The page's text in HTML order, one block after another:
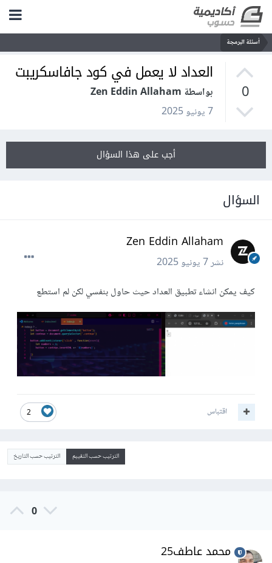
أسئلة البرمجة
0
العداد لا يعمل في كود جافاسكريبت
بواسطة Zen Eddin Allaham
7 يونيو 2025
أجب على هذا السؤال
السؤال
Zen Eddin Allaham
نشر7 يونيو 2025
كيف يمكن انشاء تطبيق العداد حيث حاول بنفسي لكن لم استطع
2 اقتباس
الترتيب حسب التقييم الترتيب حسب التاريخ
0
محمد عاطف25